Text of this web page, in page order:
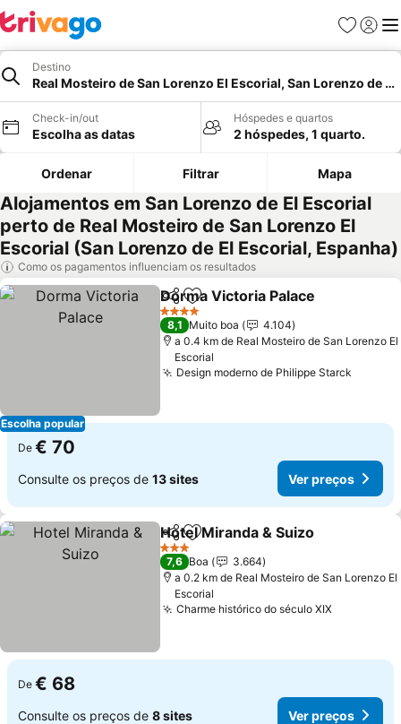
Favoritos
Iniciar
Destino
Real Mosteiro de San Lorenzo El Escorial, San Lorenzo de
Check-in/out
Escolha as datas
Hóspedes e quartos
2 hóspedes, 1 quarto.
Ordenar Filtrar Mapa
Alojamentos em San Lorenzo de El Escorial
perto de Real Mosteiro de San Lorenzo El
Escorial (San Lorenzo de El Escorial, Espanha)
Como os pagamentos influenciam os resultados
Escolha popular
PartilharAdicionar aos favoritos
Dorma Victoria Palace
4 Estrelas
8,1 Muito boa
4.104
a 0.4 km de Real Mosteiro de San Lorenzo El
Escorial
Design moderno de Philippe Starck
De € 70
Consulte os preços de 13 sites Ver preços
PartilharAdicionar aos favoritos
Hotel Miranda & Suizo
3 Estrelas
7,6 Boa
3.664
a 0.2 km de Real Mosteiro de San Lorenzo El
Escorial
Charme histórico do século XIXVer
De € 68
Consulte os preços de 8 sites Ver preços